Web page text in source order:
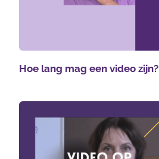
Hoe lang mag een video zijn?